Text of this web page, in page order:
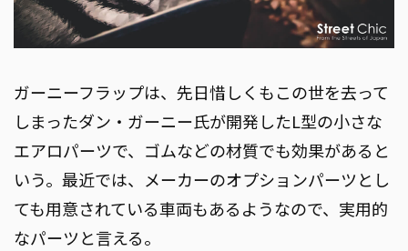
ガーニーフラップは、先日惜しくもこの世を去って
しまったダン・ガーニー氏が開発したL型の小さな
エアロパーツで、ゴムなどの材質でも効果があると
いう。最近では、メーカーのオプションパーツとし
ても用意されている車両もあるようなので、実用的
なパーツと言える。